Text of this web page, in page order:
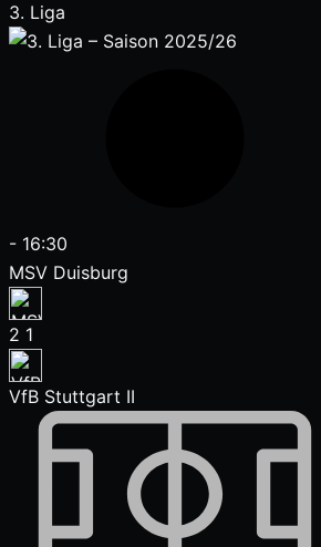
3. Liga
- 16:30
MSV Duisburg
2 1
VfB Stuttgart II